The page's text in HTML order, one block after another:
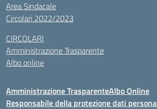
Area Sindacale
Circolari 2022/2023
CIRCOLARI
Amministrazione Trasparente
Albo online
Amministrazione TrasparenteAlbo Online
Responsabile della protezione dati